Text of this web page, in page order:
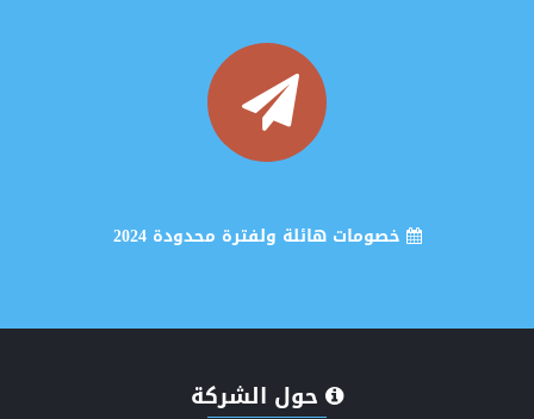
خصومات هائلة ولفترة محدودة 2024
حول الشركة